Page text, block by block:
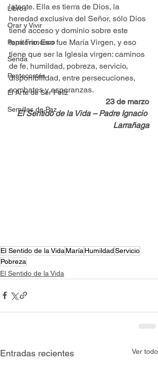
Libros
Orar y Vivir
Papa Francisco
Senda
Pentecostés
El Arte de Ser Feliz
Semillas de Paz
latente. Ella es tierra de Dios, la
heredad exclusiva del Señor, sólo Dios
tiene acceso y dominio sobre este
territorio. Eso fue María Virgen, y eso
tiene que ser la Iglesia virgen: caminos
de fe, humildad, pobreza, servicio,
disponibilidad, entre persecuciones,
combates y esperanzas.
23 de marzo
El Sentido de la Vida – Padre Ignacio
Larrañaga
El Sentido de la Vida María HumildadServicio
Pobreza
El Sentido de la Vida
Entradas recientes Ver todo